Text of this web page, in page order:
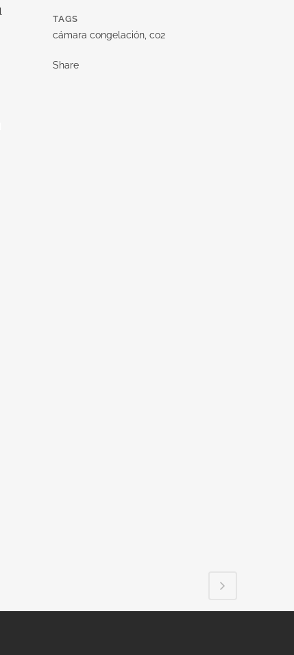
TAGS
cámara congelación, co2
Share